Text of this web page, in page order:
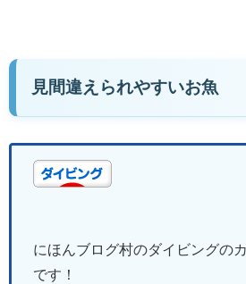
見間違えられやすいお魚
にほんブログ村のダイビングの
です！